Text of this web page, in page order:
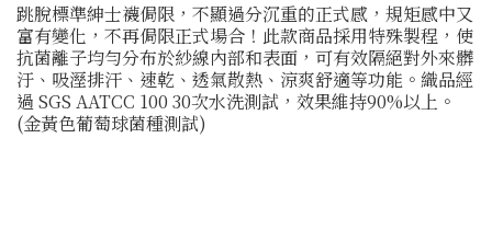
跳脫標準紳士襪侷限，不顯過分沉重的正式感，規矩感中又
富有變化，不再侷限正式場合！此款商品採用特殊製程，使
抗菌離子均勻分布於紗線內部和表面，可有效隔絕對外來髒
汙、吸溼排汗、速乾、透氣散熱、涼爽舒適等功能。織品經
過 SGS AATCC 100 30次水洗測試，效果維持90%以上。
(金黃色葡萄球菌種測試)